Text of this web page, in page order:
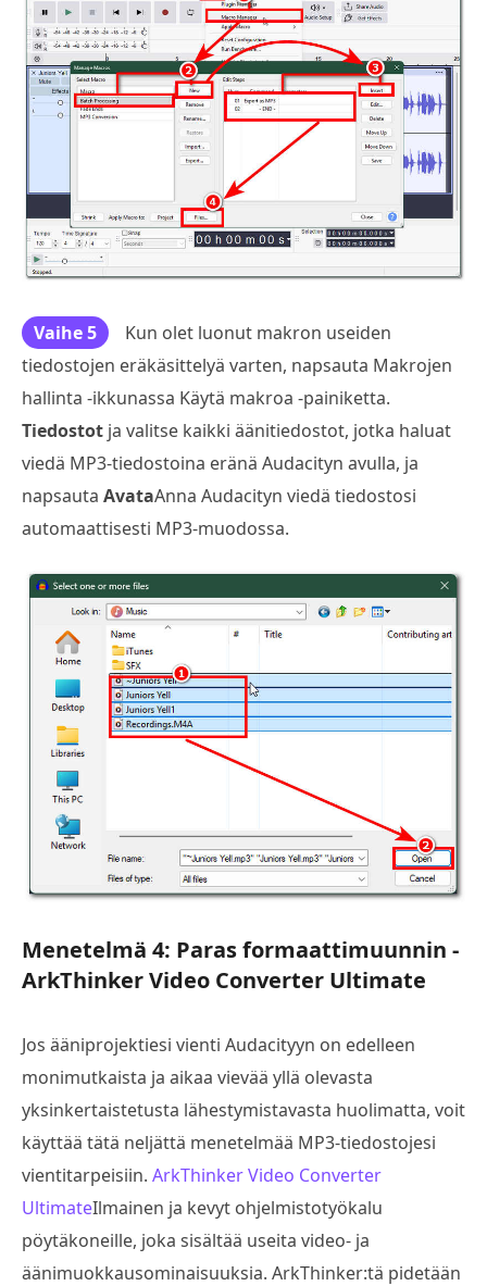
Vaihe 5
Kun olet luonut makron useiden
tiedostojen eräkäsittelyä varten, napsauta Makrojen
hallinta -ikkunassa Käytä makroa -painiketta.
Tiedostot ja valitse kaikki äänitiedostot, jotka haluat
viedä MP3-tiedostoina eränä Audacityn avulla, ja
napsauta AvataAnna Audacityn viedä tiedostosi
automaattisesti MP3-muodossa.
Menetelmä 4: Paras formaattimuunnin -
ArkThinker Video Converter Ultimate
Jos ääniprojektiesi vienti Audacityyn on edelleen
monimutkaista ja aikaa vievää yllä olevasta
yksinkertaistetusta lähestymistavasta huolimatta, voit
käyttää tätä neljättä menetelmää MP3-tiedostojesi
vientitarpeisiin. ArkThinker Video Converter
UltimateIlmainen ja kevyt ohjelmistotyökalu
pöytäkoneille, joka sisältää useita video- ja
äänimuokkausominaisuuksia. ArkThinker:tä pidetään